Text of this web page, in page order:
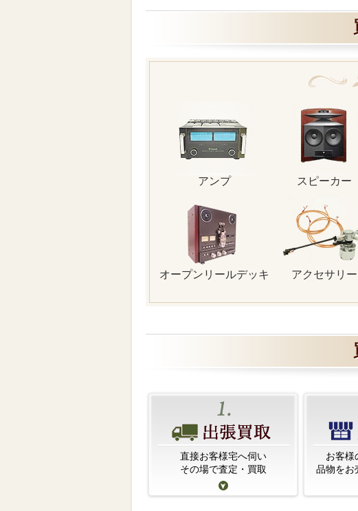
アンプ スピーカー
オープンリールデッキ アクセサリー
直接お客様宅へ伺い
その場で査定・買取
お客様
品物をお